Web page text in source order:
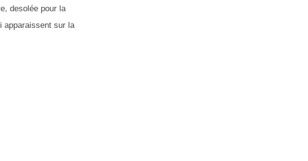
desolée pour la
apparaissent sur la